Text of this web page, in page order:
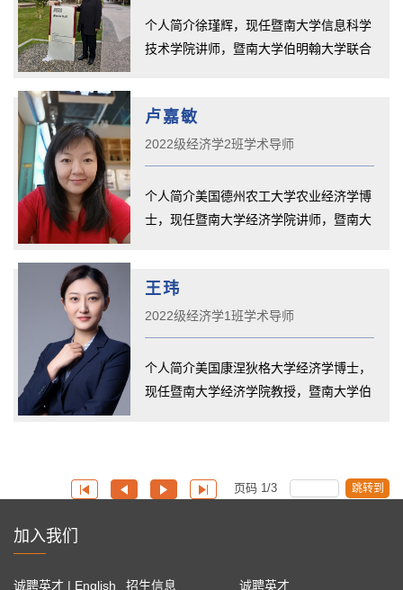
个人简介徐瑾辉，现任暨南大学信息科学
技术学院讲师，暨南大学伯明翰大学联合
卢嘉敏
2022级经济学2班学术导师
个人简介美国德州农工大学农业经济学博
士，现任暨南大学经济学院讲师，暨南大
王玮
2022级经济学1班学术导师
个人简介美国康涅狄格大学经济学博士，
现任暨南大学经济学院教授，暨南大学伯
页码 1 /3 跳转到
加入我们
诚聘英才 | English 招生信息 诚聘英才